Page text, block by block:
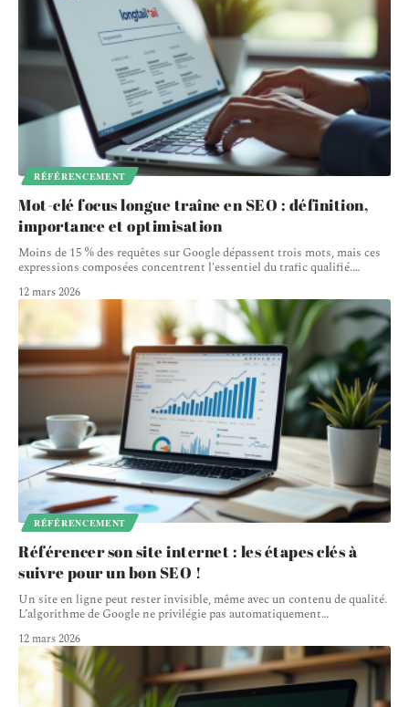
RÉFÉRENCEMENT
Mot-clé focus longue traîne en SEO : définition,
importance et optimisation
Moins de 15 % des requêtes sur Google dépassent trois mots, mais ces
expressions composées concentrent l'essentiel du trafic qualifié.…
12 mars 2026
RÉFÉRENCEMENT
Référencer son site internet : les étapes clés à
suivre pour un bon SEO !
Un site en ligne peut rester invisible, même avec un contenu de qualité.
L’algorithme de Google ne privilégie pas automatiquement…
12 mars 2026